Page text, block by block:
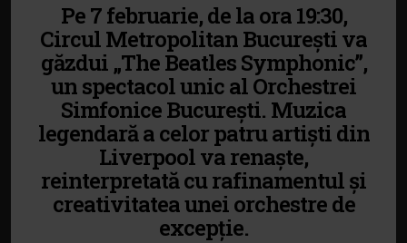
Pe 7 februarie, de la ora 19:30,
Circul Metropolitan București va
găzdui „The Beatles Symphonic”,
un spectacol unic al Orchestrei
Simfonice București. Muzica
legendară a celor patru artiști din
Liverpool va renaște,
reinterpretată cu rafinamentul și
creativitatea unei orchestre de
excepție.